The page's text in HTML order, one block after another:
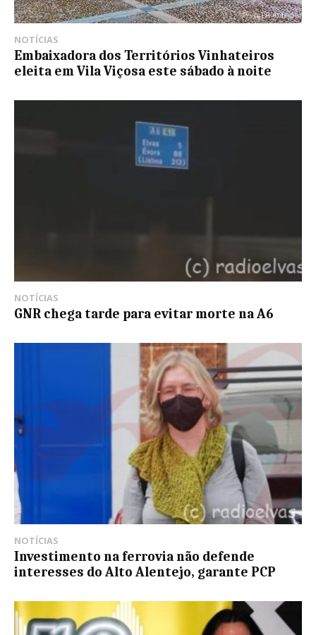
NOTÍCIAS
Embaixadora dos Territórios Vinhateiros
eleita em Vila Viçosa este sábado à noite
NOTÍCIAS
GNR chega tarde para evitar morte na A6
NOTÍCIAS
Investimento na ferrovia não defende
interesses do Alto Alentejo, garante PCP